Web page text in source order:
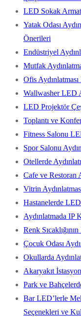
LED Sokak
Yatak Odası
Önerileri
Endüstriyel
Mutfak
Ofis Aydınlatması
Wallwasher LED
LED Projektör
Toplantı ve
Fitness Salonu
Spor Salonu
Otellerde
Cafe ve Restoran
Vitrin
Hastanelerde
Aydınlatmada IP
Renk
Çocuk Odası
Okullarda
Akaryakıt
Park ve
Bar LED’lerle
Seçenekleri ve